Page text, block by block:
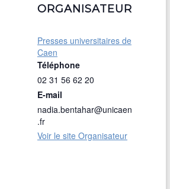
ORGANISATEUR
Presses universitaires de
Caen
Téléphone
02 31 56 62 20
E-mail
nadia.bentahar@unicaen
.fr
Voir le site Organisateur